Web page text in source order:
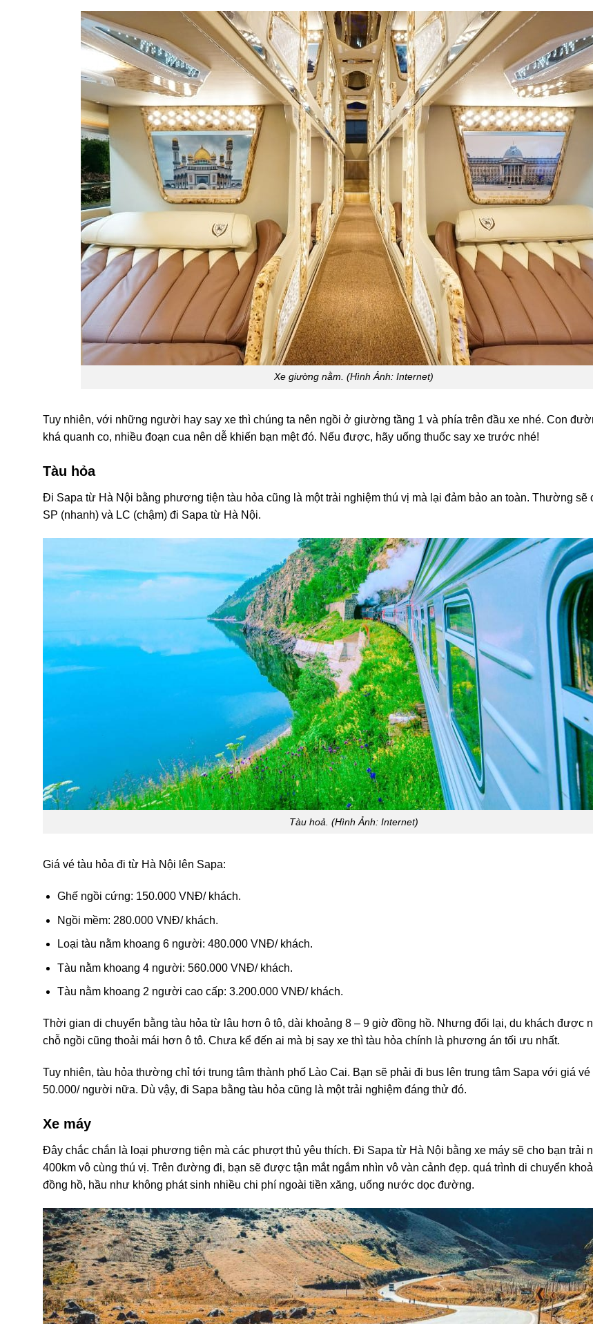
Xe giường nằm. (Hình Ảnh: Internet)
Tuy nhiên, với những người hay say xe thì chúng ta nên ngồi ở giường tầng 1 và phía trên đầu xe nhé. Con
khá quanh co, nhiều đoạn cua nên dễ khiến bạn mệt đó. Nếu được, hãy uống thuốc say xe trước nhé!
Tàu hỏa
Đi Sapa từ Hà Nội bằng phương tiện tàu hỏa cũng là một trải nghiệm thú vị mà lại đảm bảo an toàn. Thường sẽ
SP (nhanh) và LC (chậm) đi Sapa từ Hà Nội.
Tàu hoả. (Hình Ảnh: Internet)
Giá vé tàu hỏa đi từ Hà Nội lên Sapa:
Ghế ngồi cứng: 150.000 VNĐ/ khách.
Ngồi mềm: 280.000 VNĐ/ khách.
Loại tàu nằm khoang 6 người: 480.000 VNĐ/ khách.
Tàu nằm khoang 4 người: 560.000 VNĐ/ khách.
Tàu nằm khoang 2 người cao cấp: 3.200.000 VNĐ/ khách.
Thời gian di chuyển bằng tàu hỏa từ lâu hơn ô tô, dài khoảng 8 – 9 giờ đồng hồ. Nhưng đổi lại, du khách được
chỗ ngồi cũng thoải mái hơn ô tô. Chưa kể đến ai mà bị say xe thì tàu hỏa chính là phương án tối ưu nhất.
Tuy nhiên, tàu hỏa thường chỉ tới trung tâm thành phố Lào Cai. Bạn sẽ phải đi bus lên trung tâm Sapa với giá vé
50.000/ người nữa. Dù vậy, đi Sapa bằng tàu hỏa cũng là một trải nghiệm đáng thử đó.
Xe máy
Đây chắc chắn là loại phương tiện mà các phượt thủ yêu thích. Đi Sapa từ Hà Nội bằng xe máy sẽ cho bạn trải
400km vô cùng thú vị. Trên đường đi, bạn sẽ được tận mắt ngắm nhìn vô vàn cảnh đẹp. quá trình di chuyển
đồng hồ, hầu như không phát sinh nhiều chi phí ngoài tiền xăng, uống nước dọc đường.